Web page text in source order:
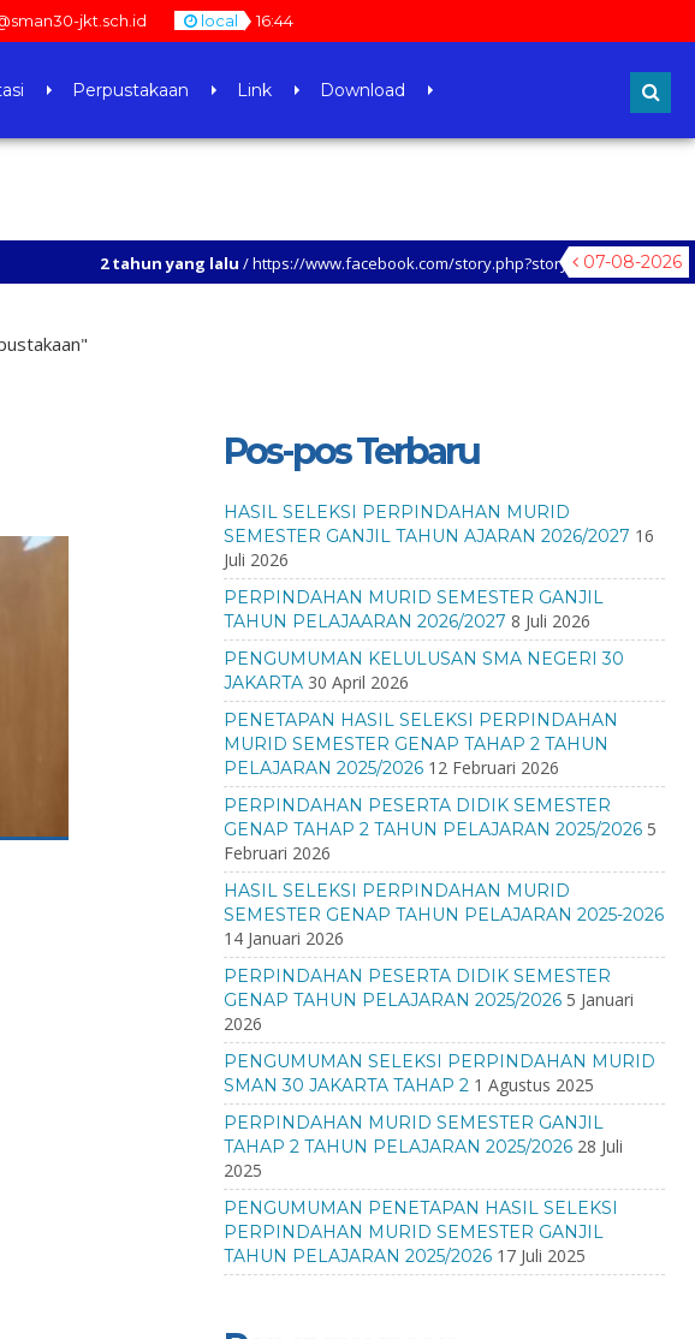
jkt.sch.id local 16:44
Perpustakaan Link Download
07-08-2026
2 tahun yang lalu/ https://www.facebook.com/
Pos-pos Terbaru
HASIL SELEKSI PERPINDAHAN MURID
SEMESTER GANJIL TAHUN AJARAN 2026/2027 16
Juli 2026
PERPINDAHAN MURID SEMESTER GANJIL
TAHUN PELAJAARAN 2026/2027 8 Juli 2026
PENGUMUMAN KELULUSAN SMA NEGERI 30
JAKARTA 30 April 2026
PENETAPAN HASIL SELEKSI PERPINDAHAN
MURID SEMESTER GENAP TAHAP 2 TAHUN
PELAJARAN 2025/2026 12 Februari 2026
PERPINDAHAN PESERTA DIDIK SEMESTER
GENAP TAHAP 2 TAHUN PELAJARAN 2025/2026 5
Februari 2026
HASIL SELEKSI PERPINDAHAN MURID
SEMESTER GENAP TAHUN PELAJARAN 2025-2026
14 Januari 2026
PERPINDAHAN PESERTA DIDIK SEMESTER
GENAP TAHUN PELAJARAN 2025/2026 5 Januari
2026
PENGUMUMAN SELEKSI PERPINDAHAN MURID
SMAN 30 JAKARTA TAHAP 2 1 Agustus 2025
PERPINDAHAN MURID SEMESTER GANJIL
TAHAP 2 TAHUN PELAJARAN 2025/2026 28 Juli
2025
PENGUMUMAN PENETAPAN HASIL SELEKSI
PERPINDAHAN MURID SEMESTER GANJIL
TAHUN PELAJARAN 2025/2026 17 Juli 2025